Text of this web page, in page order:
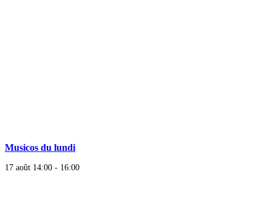
Musicos du lundi
17 août 14:00 - 16:00